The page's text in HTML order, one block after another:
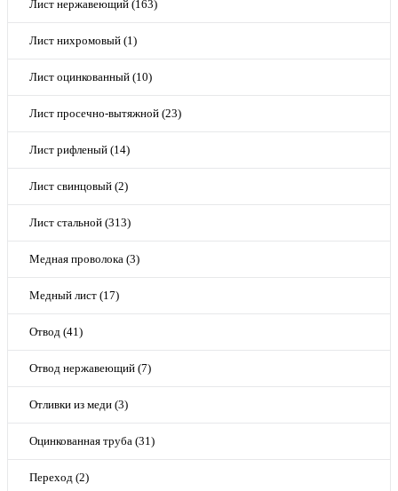
Лист нержавеющий (163)
Лист нихромовый (1)
Лист оцинкованный (10)
Лист просечно-вытяжной (23)
Лист рифленый (14)
Лист свинцовый (2)
Лист стальной (313)
Медная проволока (3)
Медный лист (17)
Отвод (41)
Отвод нержавеющий (7)
Отливки из меди (3)
Оцинкованная труба (31)
Переход (2)